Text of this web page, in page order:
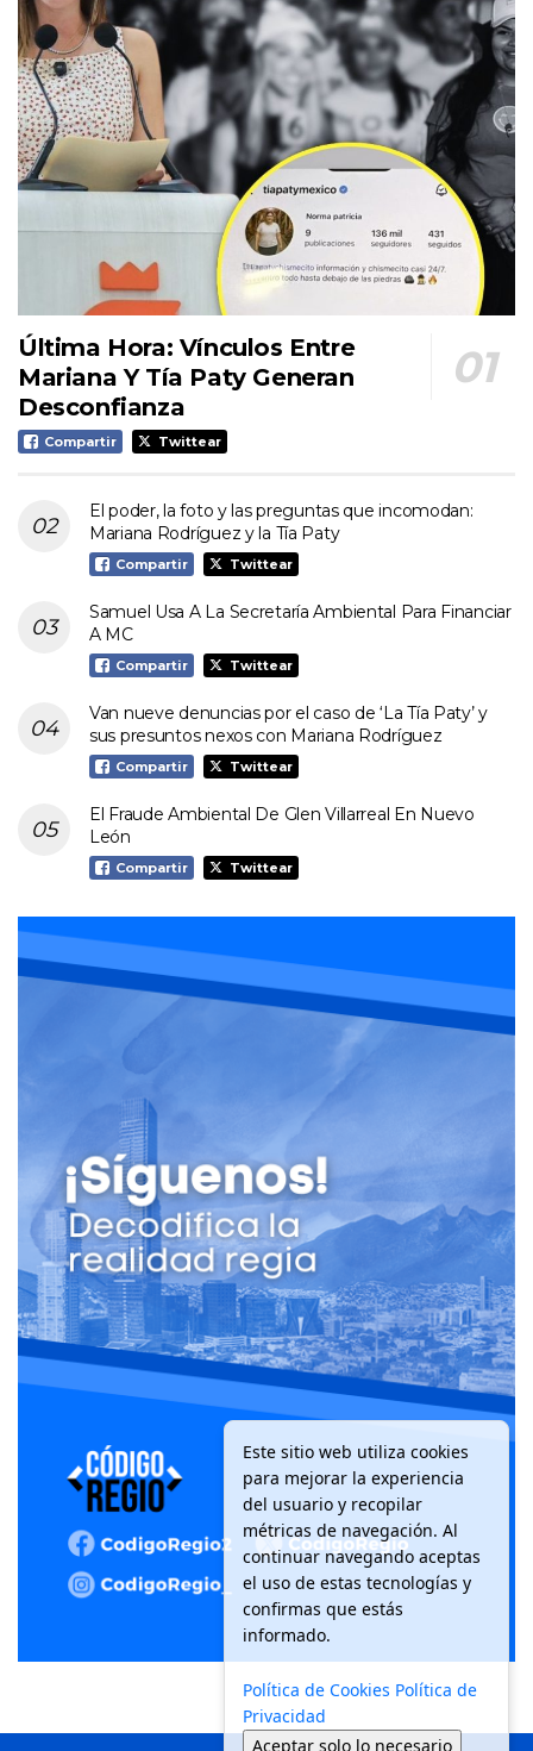
Última Hora: Vínculos Entre
Mariana Y Tía Paty Generan
Desconfianza
Compartir Twittear
El poder, la foto y las preguntas que incomodan:
Mariana Rodríguez y la Tía Paty
Compartir Twittear
Samuel Usa A La Secretaría Ambiental Para Financiar
A MC
Compartir Twittear
Van nueve denuncias por el caso de ‘La Tía Paty’ y
sus presuntos nexos con Mariana Rodríguez
Compartir Twittear
El Fraude Ambiental De Glen Villarreal En Nuevo
León
Compartir Twittear
Este sitio web utiliza cookies
para mejorar la experiencia
del usuario y recopilar
métricas de navegación. Al
continuar navegando aceptas
el uso de estas tecnologías y
confirmas que estás
informado.
Política de Cookies Política de
Privacidad
Aceptar solo lo necesario